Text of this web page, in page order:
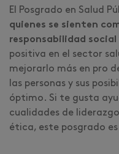
El Posgrado en Salud
quienes se sienten
responsabilidad social
positiva en el sector
mejorarlo más en pro
las personas y sus
óptimo. Si te gusta
cualidades de
ética, este posgrado